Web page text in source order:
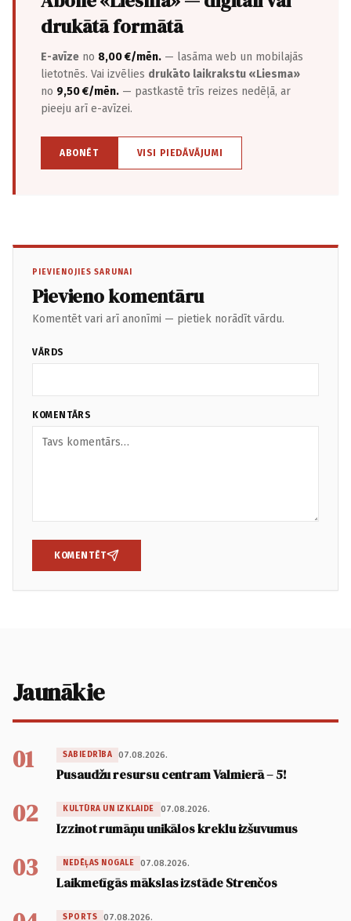
drukātā formātā
E-avīze no 8,00 €/mēn. — lasāma web un mobilajās
lietotnēs. Vai izvēlies drukāto laikrakstu «Liesma»
no 9,50 €/mēn. — pastkastē trīs reizes nedēļā, ar
pieeju arī e-avīzei.
ABONĒT VISI PIEDĀVĀJUMI
PIEVIENOJIES SARUNAI
Pievieno komentāru
Komentēt vari arī anonīmi — pietiek norādīt vārdu.
VĀRDS
KOMENTĀRS
KOMENTĒT
Jaunākie
01 SABIEDRĪBA 07.08.2026.
Pusaudžu resursu centram Valmierā – 5!
02 KULTŪRA UN IZKLAIDE 07.08.2026.
Izzinot rumāņu unikālos kreklu izšuvumus
03 NEDĒĻAS NOGALE 07.08.2026.
Laikmetīgās mākslas izstāde Strenčos
SPORTS 07.08.2026.